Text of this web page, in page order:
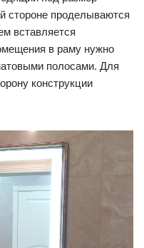
стороне проделываются
вставляется
в раму нужно
полосами. Для
конструкции